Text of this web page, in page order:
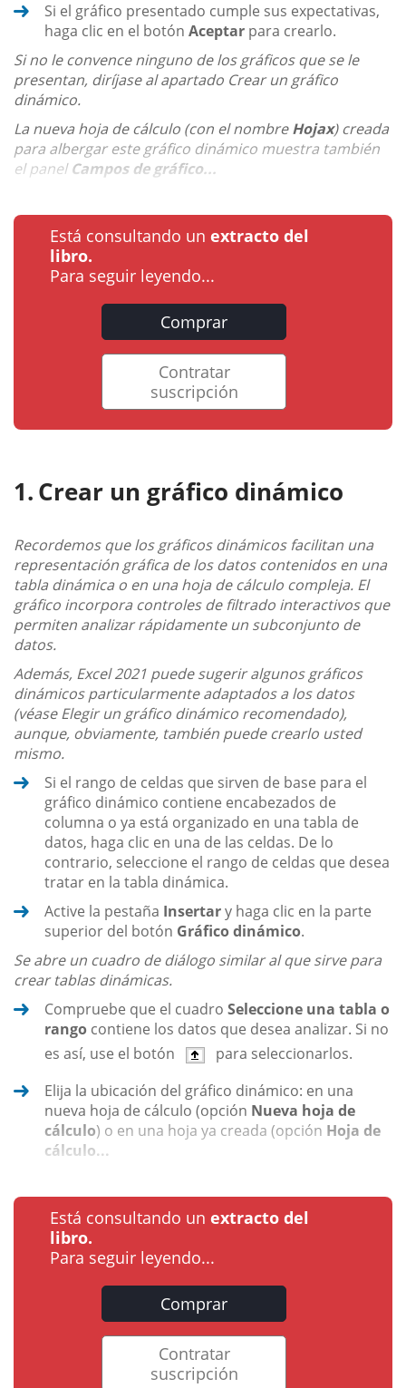
Si el gráfico presentado cumple sus expectativas,
haga clic en el botón Aceptar para crearlo.
Si no le convence ninguno de los gráficos que se le
presentan, diríjase al apartado Crear un gráfico
dinámico.
La nueva hoja de cálculo (con el nombreHojax) creada
para albergar este gráfico dinámico muestra también
el panelCampos de gráfico...
Está consultando un extracto del
libro.
Para seguir leyendo...
Comprar
Contratar
suscripción
Crear un gráfico dinámico
Recordemos que los gráficos dinámicos facilitan una
representación gráfica de los datos contenidos en una
tabla dinámica o en una hoja de cálculo compleja. El
gráfico incorpora controles de filtrado interactivos que
permiten analizar rápidamente un subconjunto de
datos.
Además, Excel 2021 puede sugerir algunos gráficos
dinámicos particularmente adaptados a los datos
(véase Elegir un gráfico dinámico recomendado),
aunque, obviamente, también puede crearlo usted
mismo.
Si el rango de celdas que sirven de base para el
gráfico dinámico contiene encabezados de
columna o ya está organizado en una tabla de
datos, haga clic en una de las celdas. De lo
contrario, seleccione el rango de celdas que desea
tratar en la tabla dinámica.
Active la pestaña Insertary haga clic en la parte
superior del botón Gráfico dinámico.
Se abre un cuadro de diálogo similar al que sirve para
crear tablas dinámicas.
Compruebe que el cuadro Seleccione una tabla o
rango contiene los datos que desea analizar. Si no
es así, use el botón
para seleccionarlos.
Elija la ubicación del gráfico dinámico: en una
nueva hoja de cálculo (opción Nueva hoja de
cálculo) o en una hoja ya creada (opción Hoja de
cálculo...
Está consultando un extracto del
libro.
Para seguir leyendo...
Comprar
Contratar
suscripción